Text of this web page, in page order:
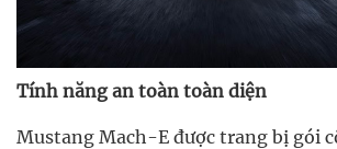
Tính năng an toàn toàn diện
Mustang Mach-E được trang bị gói